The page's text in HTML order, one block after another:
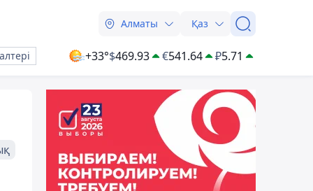
Алматы Қаз
+33°$469.93 €541.64 ₽5.71